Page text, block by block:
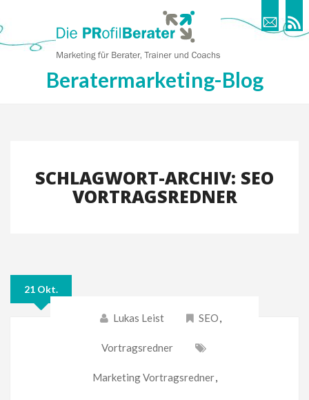
Beratermarketing-Blog
SCHLAGWORT-ARCHIV: SEO
VORTRAGSREDNER
21 Okt.
Lukas Leist SEO,
Vortragsredner
Marketing Vortragsredner,